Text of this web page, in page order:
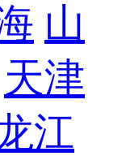
山
天津
江